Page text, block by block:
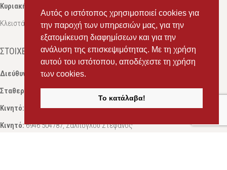
Αυτός ο ιστότοπος χρησιμοποιεί cookies για
την παροχή των υπηρεσιών μας, για την
εξατομίκευση διαφημίσεων και για την
ανάλυση της επισκεψιμότητας. Με τη χρήση
αυτού του ιστότοπου, αποδέχεστε τη χρήση
των cookies.
Το κατάλαβα!
Κυριακή:
Κλειστά
ΣΤΟΙΧΕΊΑ ΕΠΙΚΟΙΝΩΝΊΑΣ
Διεύθυνση:
Ευδόξου 7, Πάτρα, Τ.Κ. 263 31
Σταθερό:
2614 000595
Κινητό:
69434 75072, Σαλπόγλου Μαρία
Κινητό: 6946 504787, Σαλπόγλου Στέφανος